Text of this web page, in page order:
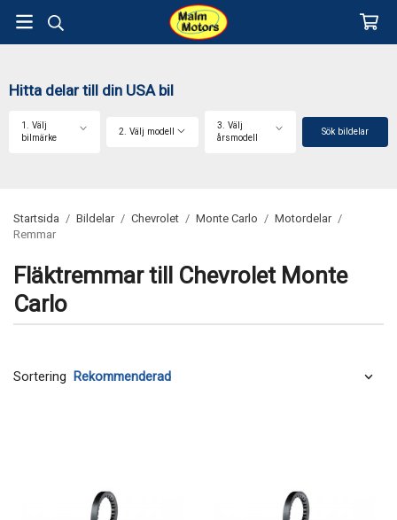
Hitta delar till din USA bil
1. Välj
bilmärke
2. Välj modell
3. Välj
årsmodell
Sök bildelar
Startsida / Bildelar / Chevrolet / Monte Carlo / Motordelar /
Remmar
Fläktremmar till Chevrolet Monte
Carlo
Sortering